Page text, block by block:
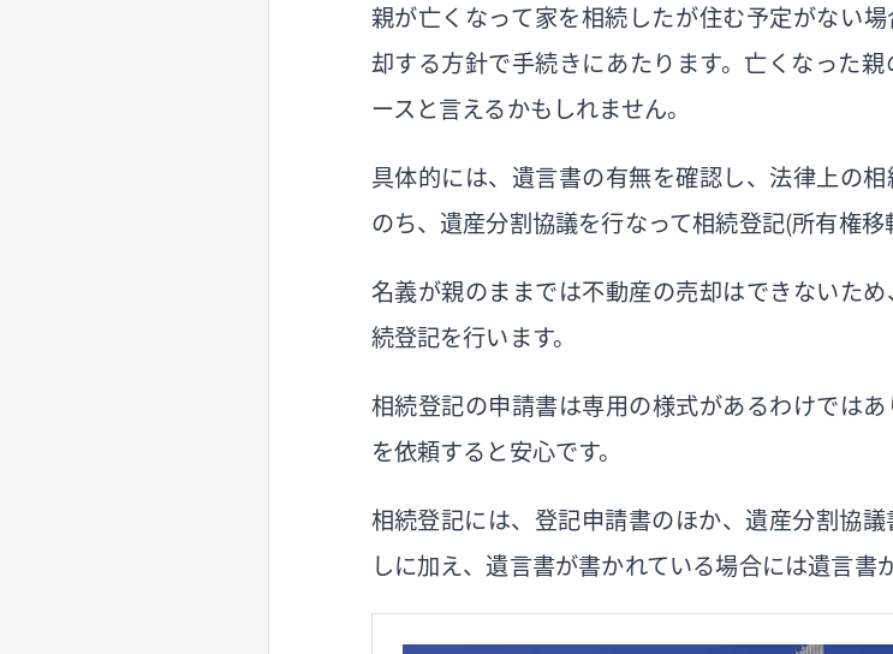
親が亡くなって家を相続したが住む予定がない
却する方針で手続きにあたります。亡くなった
ースと言えるかもしれません。
具体的には、遺言書の有無を確認し、法律上の
のち、遺産分割協議を行なって相続登記（所有権移
名義が親のままでは不動産の売却はできないた
続登記を行います。
相続登記の申請書は専用の様式があるわけでは
を依頼すると安心です。
相続登記には、登記申請書のほか、遺産分割協
しに加え、遺言書が書かれている場合には遺言書